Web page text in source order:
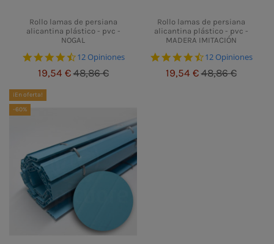
Rollo lamas de persiana
alicantina plástico - pvc -
NOGAL
4.5 star rating
12 Opiniones
19,54 €48,86 €
Rollo lamas de persiana
alicantina plástico - pvc -
MADERA IMITACIÓN
4.5 star rating
12 Opiniones
19,54 €48,86 €
¡En oferta!
-60%